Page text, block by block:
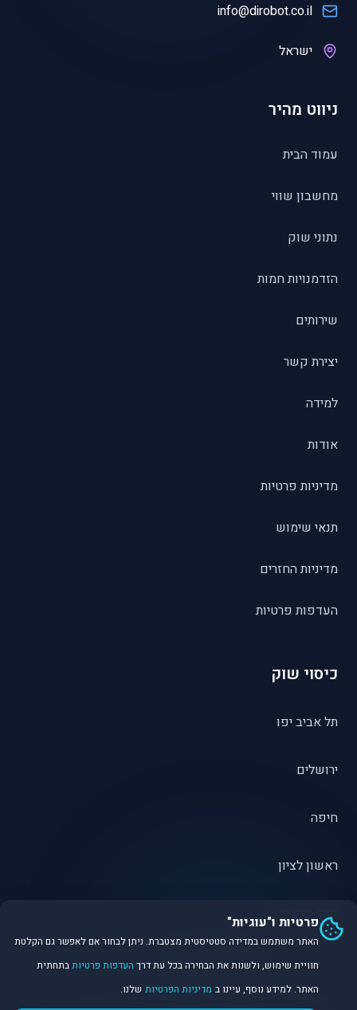
info@dirobot.co.il
ישראל
ניווט מהיר
עמוד הבית
מחשבון שווי
נתוני שוק
הזדמנויות חמות
שירותים
יצירת קשר
למידה
אודות
מדיניות פרטיות
תנאי שימוש
מדיניות החזרים
העדפות פרטיות
כיסוי שוק
תל אביב יפו
ירושלים
חיפה
ראשון לציון
פתח תקווה
פרטיות ו"עוגיות"
האתר משתמש במדידה סטטיסטית מצטברת. ניתן לבחור אם לאפשר גם הקלטת
חוויית שימוש, ולשנות את הבחירה בכל עת דרך העדפות פרטיותבתחתית
האתר. למידע נוסף, עיינו ב מדיניות הפרטיות שלנו.